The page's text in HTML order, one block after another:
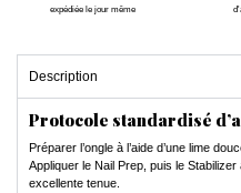
expédiée le jour même
Description
Protocole standardisé
Préparer l’ongle à l’aide d’une lime
Appliquer le Nail Prep, puis le
excellente tenue.